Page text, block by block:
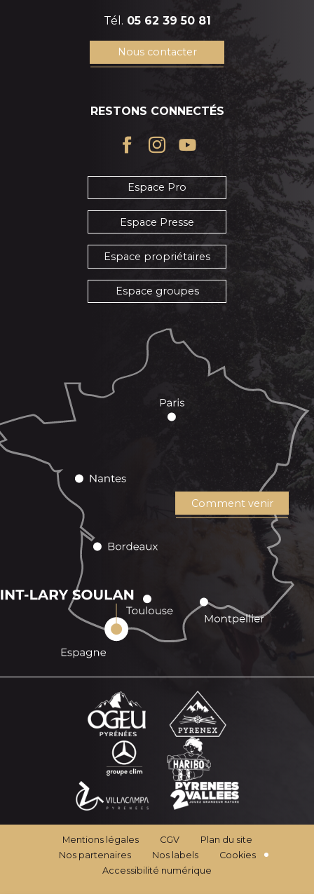
Tél. 05 62 39 50 81
Nous contacter
RESTONS CONNECTÉS
Espace Pro
Espace Presse
Espace propriétaires
Espace groupes
Comment venir
Mentions légales CGV
Plan du site
Nos partenaires
Nos labels
Cookies
Accessibilité numérique